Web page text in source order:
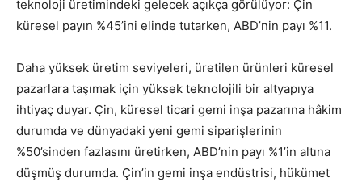
teknoloji üretimindeki gelecek açıkça görülüyor: Çin
küresel payın %45’ini elinde tutarken, ABD’nin payı %11.
Daha yüksek üretim seviyeleri, üretilen ürünleri küresel
pazarlara taşımak için yüksek teknolojili bir altyapıya
ihtiyaç duyar. Çin, küresel ticari gemi inşa pazarına hâkim
durumda ve dünyadaki yeni gemi siparişlerinin
%50’sinden fazlasını üretirken, ABD’nin payı %1’in altına
düşmüş durumda. Çin’in gemi inşa endüstrisi, hükümet